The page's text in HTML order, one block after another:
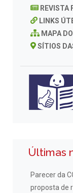
REVISTA
LINKS
MAPA
SÍTIOS
Últimas
Parecer da
proposta de